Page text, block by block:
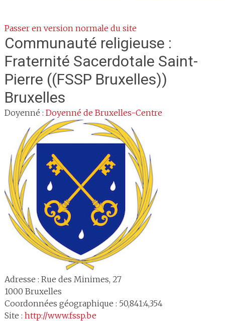
Passer en version normale du site
Communauté religieuse :
Fraternité Sacerdotale Saint-
Pierre ((FSSP Bruxelles))
Bruxelles
Doyenné : Doyenné de Bruxelles-Centre
Adresse : Rue des Minimes, 27
1000 Bruxelles
Coordonnées géographique : 50,841:4,354
Site : http://www.fssp.be